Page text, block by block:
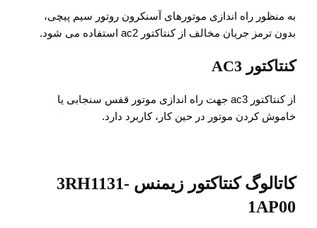
به منظور راه اندازی موتورهای آسنکرون روتور سیم پیچی،
بدون ترمز جریان مخالف از کنتاکتور ac2 استفاده می شود.
کنتاکتور AC3
از کنتاکتور ac3 جهت راه اندازی موتور قفس سنجابی یا
خاموش کردن موتور در حین کار، کاربرد دارد.
کاتالوگ کنتاکتور زیمنس 3RH1131-
1AP00